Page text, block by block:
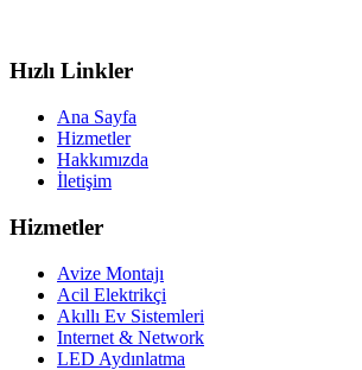
Hızlı Linkler
Ana Sayfa
Hizmetler
Hakkımızda
İletişim
Hizmetler
Avize Montajı
Acil Elektrikçi
Akıllı Ev Sistemleri
Internet & Network
LED Aydınlatma